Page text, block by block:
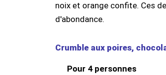
noix et orange confite. Ces
d'abondance.
Crumble aux poires,
Pour 4 personnes